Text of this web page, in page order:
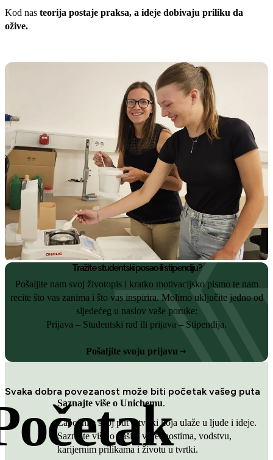
Kod nas teorija postaje praksa, a ideje dobivaju priliku da
ožive.
Tražite studentski posao ili stipendiju?
Pošaljite nam svoj životopis i kratko motivacijsko pismo te nam
recite što vas zanima i što vas inspirira. Molimo uključite jedno od
sljedećeg u naslov vaše poruke:
Prijava – Studentski rad ili prijava – Stipendija.
Pošaljite svoju prijavu
Svaka dobra povezanost može biti početak vašeg puta
Saznajte više o Unichemu.
Započnite svoj put u tvrtki koja ulaže u ljude i ideje.
Saznajte više o našim vrijednostima, vodstvu,
karijernim prilikama i životu u tvrtki.